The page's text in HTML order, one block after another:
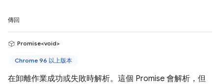
傳回
Promise<void>
Chrome 96 以上版本
在卸離作業成功或失敗時解析。這個 Promise 會解析，但